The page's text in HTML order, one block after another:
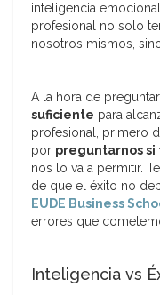
inteligencia
profesional no solo
nosotros mismos,
A la hora de
suficiente para
profesional, primero
por preguntarnos si
nos lo va a permitir.
de que el éxito no
EUDE Business
errores que
Inteligencia vs